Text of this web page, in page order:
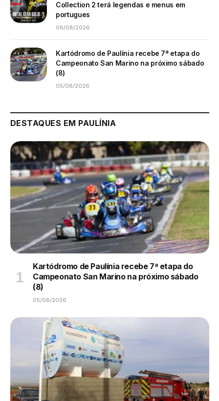
Collection 2 terá legendas e menus em
portugues
06/08/2026
Kartódromo de Paulínia recebe 7ª etapa do
Campeonato San Marino na próximo sábado
(8)
05/08/2026
DESTAQUES EM PAULÍNIA
Kartódromo de Paulínia recebe 7ª etapa do
Campeonato San Marino na próximo sábado
(8)
05/08/2026